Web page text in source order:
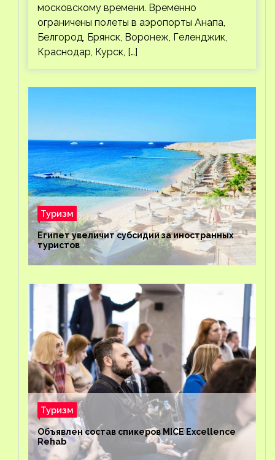
московскому времени. Временно
ограничены полеты в аэропорты Анапа,
Белгород, Брянск, Воронеж, Геленджик,
Краснодар, Курск, […]
Туризм
Египет увеличит субсидии за иностранных
туристов
Туризм
Объявлен состав спикеров MICE Excellence
Rehab